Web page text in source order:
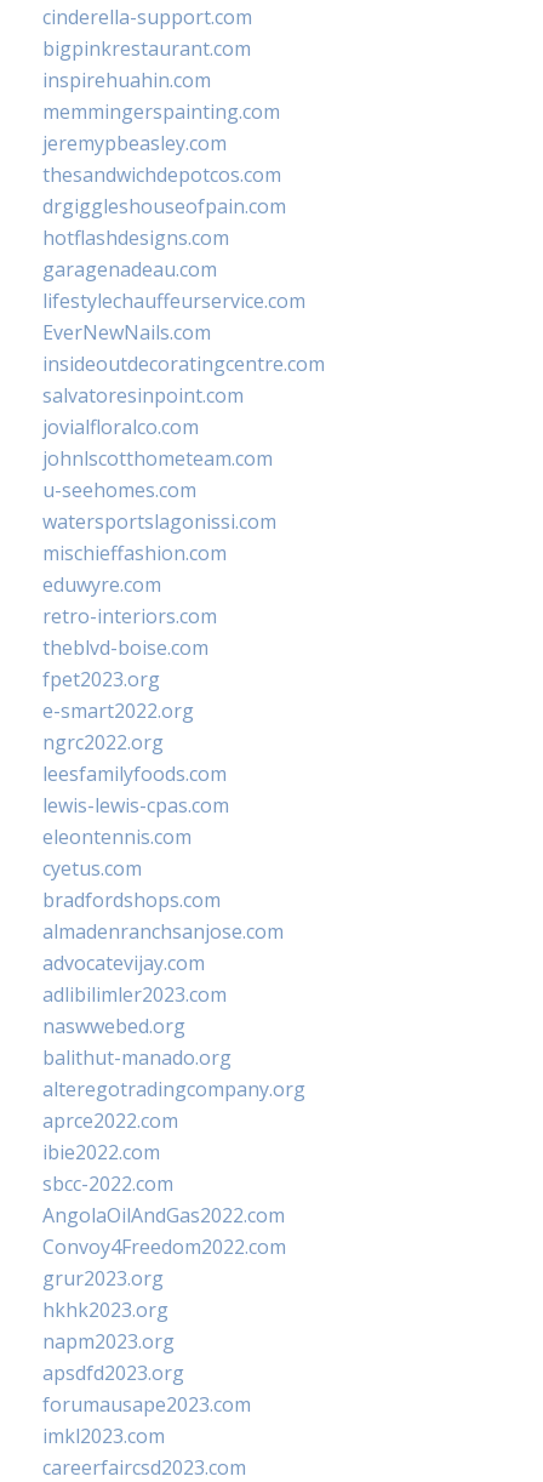
cinderella-support.com
bigpinkrestaurant.com
inspirehuahin.com
memmingerspainting.com
jeremypbeasley.com
thesandwichdepotcos.com
drgiggleshouseofpain.com
hotflashdesigns.com
garagenadeau.com
lifestylechauffeurservice.com
EverNewNails.com
insideoutdecoratingcentre.com
salvatoresinpoint.com
jovialfloralco.com
johnlscotthometeam.com
u-seehomes.com
watersportslagonissi.com
mischieffashion.com
eduwyre.com
retro-interiors.com
theblvd-boise.com
fpet2023.org
e-smart2022.org
ngrc2022.org
leesfamilyfoods.com
lewis-lewis-cpas.com
eleontennis.com
cyetus.com
bradfordshops.com
almadenranchsanjose.com
advocatevijay.com
adlibilimler2023.com
naswwebed.org
balithut-manado.org
alteregotradingcompany.org
aprce2022.com
ibie2022.com
sbcc-2022.com
AngolaOilAndGas2022.com
Convoy4Freedom2022.com
grur2023.org
hkhk2023.org
napm2023.org
apsdfd2023.org
forumausape2023.com
imkl2023.com
careerfaircsd2023.com